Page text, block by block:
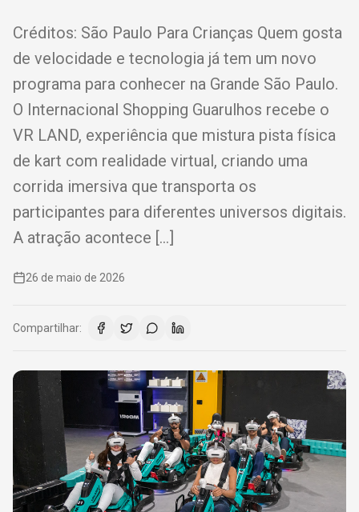
Créditos: São Paulo Para Crianças Quem gosta
de velocidade e tecnologia já tem um novo
programa para conhecer na Grande São Paulo.
O Internacional Shopping Guarulhos recebe o
VR LAND, experiência que mistura pista física
de kart com realidade virtual, criando uma
corrida imersiva que transporta os
participantes para diferentes universos digitais.
A atração acontece […]
26 de maio de 2026
Compartilhar: